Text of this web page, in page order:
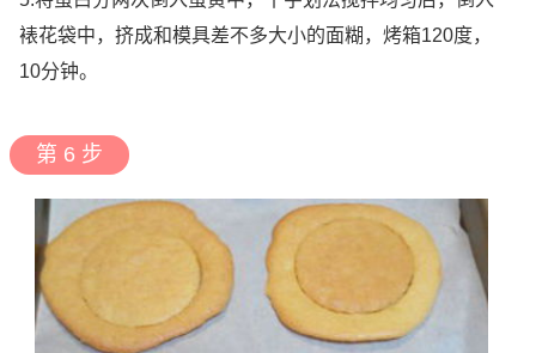
裱花袋中，挤成和模具差不多大小的面糊，烤箱120度，
10分钟。
第 6 步